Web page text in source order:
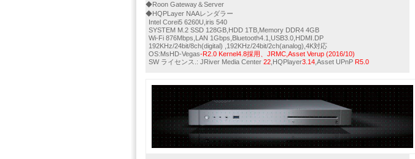
◆Roon Gateway＆Server
◆HQPLayer NAAレンダラー
Intel Corei5 6260U,iris 540
SYSTEM M.2 SSD 128GB,HDD 1TB,Memory DDR4 4GB
Wi-Fi 876Mbps,LAN 1Gbps,Bluetooth4.1,USB3.0,HDMI.DP
192KHz/24bit/8ch(digital) ,192KHz/24bit/2ch(analog),4K対応
OS:MsHD-Vegas-R2.0 Kernel4.8採用、JRMC,Asset Verup (2016/10)
SW ライセンス.: JRiver Media Center 22 ,HQPlayer3.14 ,Asset UPnP R5.0